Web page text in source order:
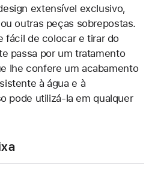
extensível exclusivo,
outras peças sobrepostas.
fácil de colocar e tirar do
passa por um tratamento
lhe confere um acabamento
à água e à
pode utilizá-la em qualquer